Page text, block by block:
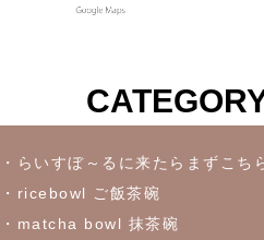
2023/6/16
≪おすすめ≫冷たいドリンクいか
2023/6/7
・らいすぼ～るに来たらまずこち
・ricebowl ご飯茶碗
・matcha bowl 抹茶碗